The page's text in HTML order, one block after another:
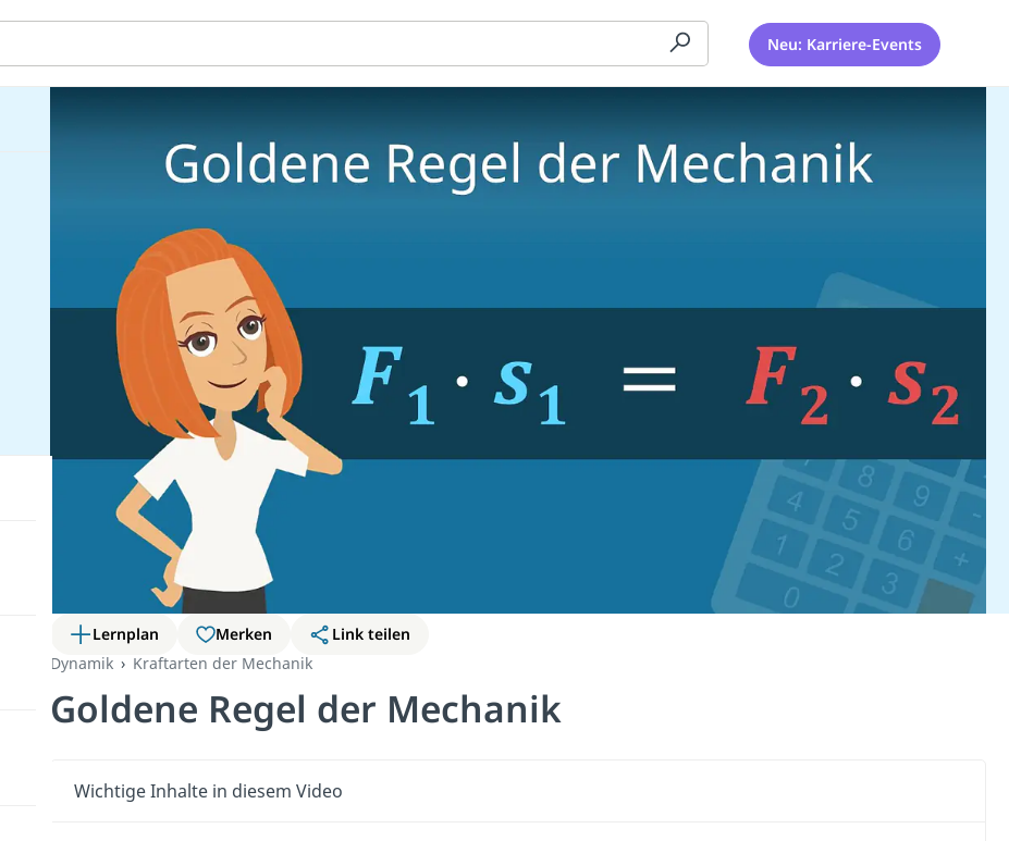
Neu: Karriere-Events
Lernplan Merken
Link teilen
Dynamik
Kraftarten der Mechanik
Goldene Regel der Mechanik
Wichtige Inhalte in diesem Video